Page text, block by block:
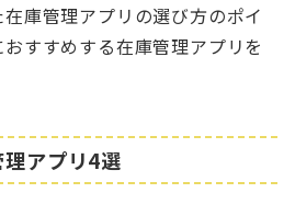
庫管理アプリの選び方のポイ
すすめする在庫管理アプリを
アプリ4選